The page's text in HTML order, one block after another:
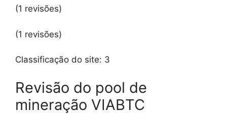
(1 revisões)
(1 revisões)
Classificação do site: 3
Revisão do pool de
mineração VIABTC